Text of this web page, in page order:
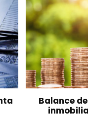
Balance